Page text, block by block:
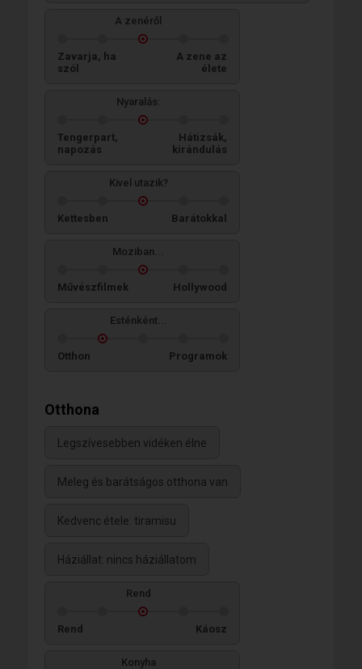
A zenéről
Zavarja, ha
szól
A zene az
élete
Nyaralás:
Tengerpart,
napozás
Hátizsák,
kirándulás
Kivel utazik?
Kettesben Barátokkal
Moziban...
Művészfilmek Hollywood
Esténként...
Otthon Programok
Otthona
Legszívesebben vidéken élne
Meleg és barátságos otthona van
Kedvenc étele: tiramisu
Háziállat: nincs háziállatom
Rend
Rend Káosz
Konyha